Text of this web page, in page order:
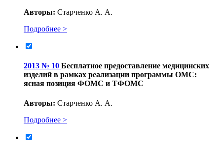
Авторы: Старченко А. А.
Подробнее >
2013 № 10 Бесплатное предоставление медицинских
изделий в рамках реализации программы ОМС:
ясная позиция ФОМС и ТФОМС
Авторы: Старченко А. А.
Подробнее >